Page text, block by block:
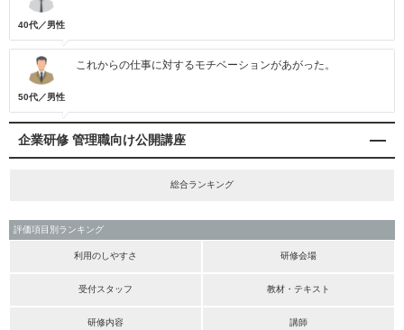
40代／男性
50代／男性
これからの仕事に対するモチベーションがあがった。
企業研修 管理職向け公開講座
総合ランキング
評価項目別ランキング
利用のしやすさ 研修会場
受付スタッフ 教材・テキスト
研修内容 講師